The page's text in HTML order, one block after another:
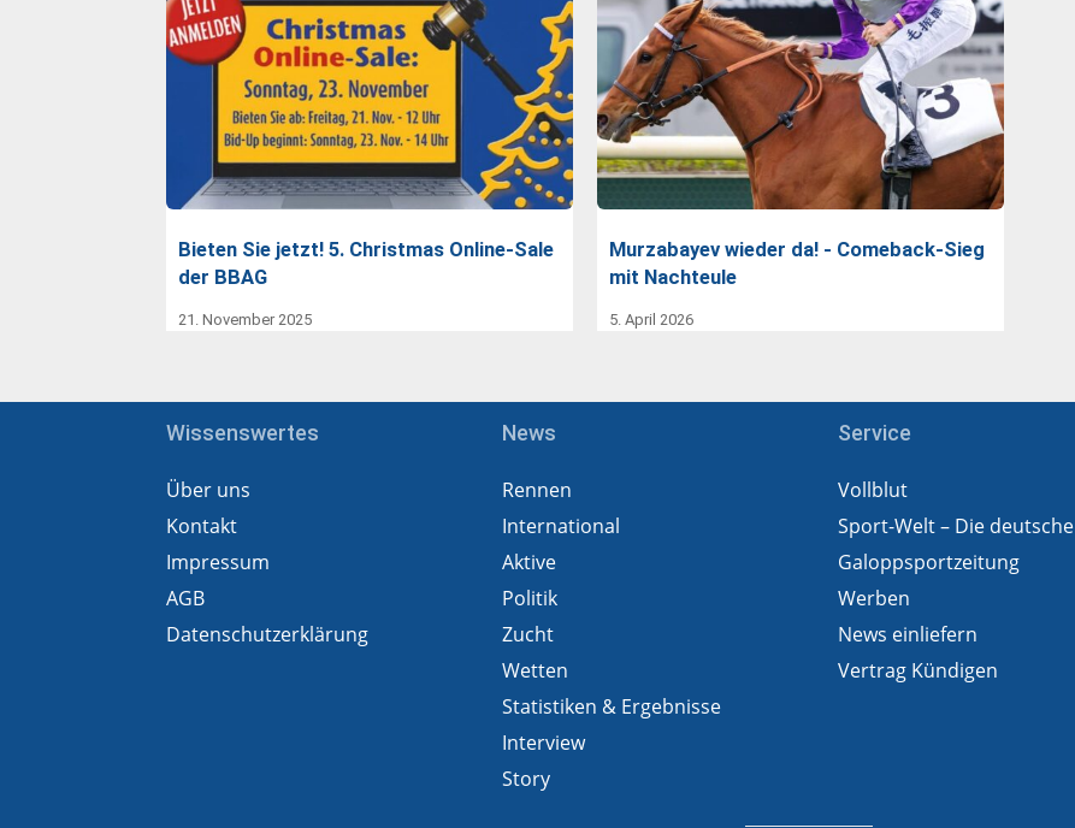
Bieten Sie jetzt! 5. Christmas Online-Sale
der BBAG
21. November 2025
Murzabayev wieder da! - Comeback-Sieg
mit Nachteule
5. April 2026
Wissenswertes
Über uns
Kontakt
Impressum
AGB
Datenschutzerklärung
News
Rennen
International
Aktive
Politik
Zucht
Wetten
Statistiken & Ergebnisse
Interview
Story
Service
Vollblut
Sport-Welt – Die deutsche
Galoppsportzeitung
Werben
News einliefern
Vertrag Kündigen